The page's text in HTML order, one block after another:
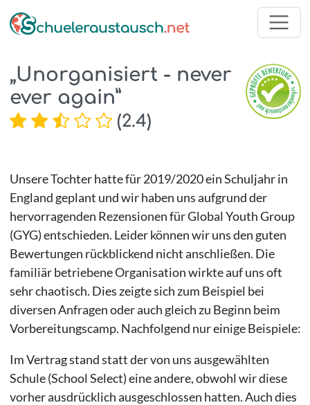
„Unorganisiert - never
ever again”
(2.4)
Unsere Tochter hatte für 2019/2020 ein Schuljahr in
England geplant und wir haben uns aufgrund der
hervorragenden Rezensionen für Global Youth Group
(GYG) entschieden. Leider können wir uns den guten
Bewertungen rückblickend nicht anschließen. Die
familiär betriebene Organisation wirkte auf uns oft
sehr chaotisch. Dies zeigte sich zum Beispiel bei
diversen Anfragen oder auch gleich zu Beginn beim
Vorbereitungscamp. Nachfolgend nur einige Beispiele:
Im Vertrag stand statt der von uns ausgewählten
Schule (School Select) eine andere, obwohl wir diese
vorher ausdrücklich ausgeschlossen hatten. Auch dies